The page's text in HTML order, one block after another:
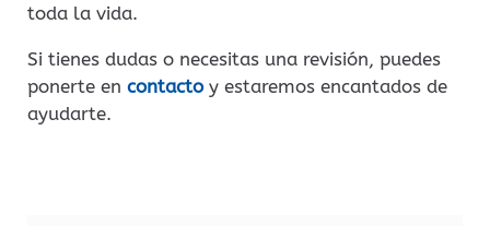
toda la vida.
Si tienes dudas o necesitas una revisión, puedes
ponerte en contactoy estaremos encantados de
ayudarte.